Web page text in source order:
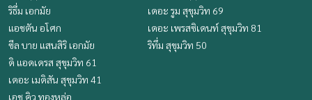
ริธึ่ม เอกมัย
แอชตัน อโศก
ซีล บาย แสนสิริ เอกมัย
ดิ แอดเดรส สุขุมวิท 61
เดอะ เมดิสัน สุขุมวิท 41
เอช คิว ทองหล่อ
เดอะ รูม สุขุมวิท 69
เดอะ เพรสซิเดนท์ สุขุมวิท 81
ริทึ่ม สุขุมวิท 50